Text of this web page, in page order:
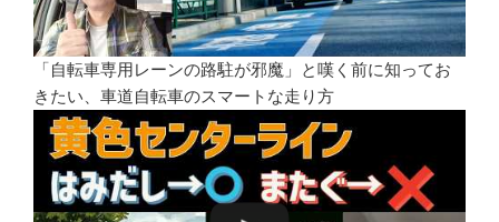
「自転車専用レーンの路駐が邪魔」と嘆く前に知ってお
きたい、車道自転車のスマートな走り方